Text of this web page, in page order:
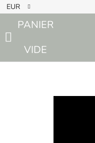
EUR
SHOPPING
PANIER
VIDE